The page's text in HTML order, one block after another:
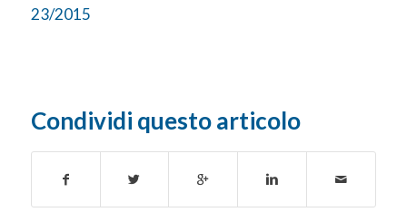
23/2015
Condividi questo articolo